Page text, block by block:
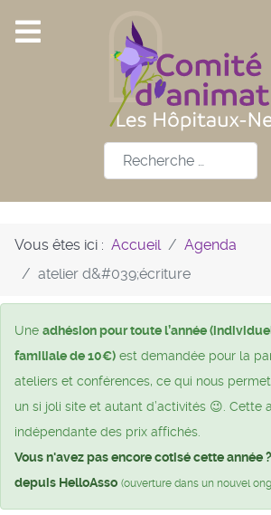
Rechercher
Vous êtes ici : Accueil
Agenda
atelier d&#039;écriture
Une adhésion pour toute l’année
familiale de 10€) est demandée pour la
ateliers et conférences, ce qui nous
un si joli site et autant d’activités 😉. Cette
indépendante des prix affichés.
Vous n'avez pas encore cotisé cette année
depuis HelloAsso (ouverture dans un nouvel